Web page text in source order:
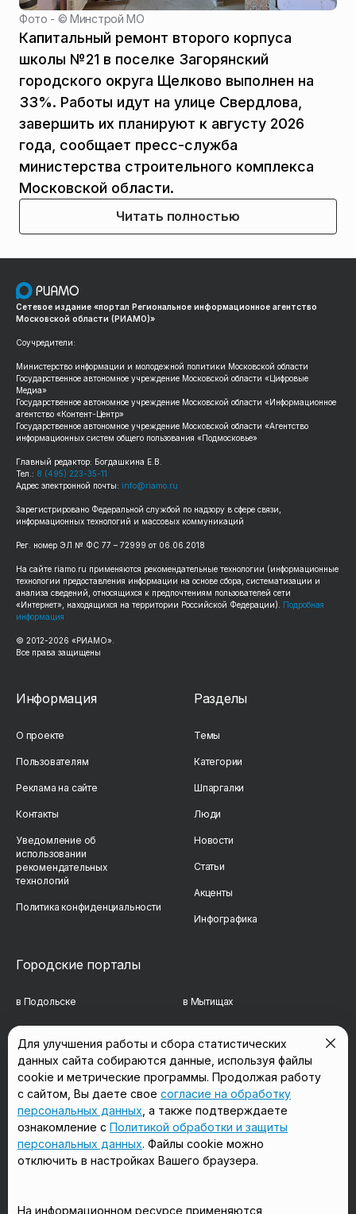
Фото - © Минстрой МО
Капитальный ремонт второго корпуса
школы №21 в поселке Загорянский
городского округа Щелково выполнен на
33%. Работы идут на улице Свердлова,
завершить их планируют к августу 2026
года, сообщает пресс-служба
министерства строительного комплекса
Московской области.
Читать полностью
Сетевое издание «портал Региональное информационное агентство
Московской области (РИАМО)»
Соучредители:
Министерство информации и молодежной политики Московской области
Государственное автономное учреждение Московской области «Цифровые
Медиа»
Государственное автономное учреждение Московской области «Информационное
агентство «Контент-Центр»
Государственное автономное учреждение Московской области «Агентство
информационных систем общего пользования «Подмосковье»
Главный редактор: Богдашкина Е.В.
Тел.: 8 (495) 223-35-11
Адрес электронной почты: info@riamo.ru
Зарегистрировано Федеральной службой по надзору в сфере связи,
информационных технологий и массовых коммуникаций
Рег. номер ЭЛ № ФС 77 – 72999 от 06.06.2018
На сайте riamo.ru применяются рекомендательные технологии (информационные
технологии предоставления информации на основе сбора, систематизации и
анализа сведений, относящихся к предпочтениям пользователей сети
«Интернет», находящихся на территории Российской Федерации). Подробная
информация
© 2012-2026 «РИАМО».
Все права защищены
Информация
О проекте
Пользователям
Реклама на сайте
Контакты
Уведомление об
использовании
рекомендательных
технологий
Политика конфиденциальности
Разделы
Темы
Категории
Шпаргалки
Люди
Новости
Статьи
Акценты
Инфографика
Городские порталы
в Подольске в Мытищах
в Сергиевом Посаде в Люберцах
в Красногорске в Королёве
в Домодедово в Щёлково
Мы в соцсетях
Для улучшения работы и сбора статистических
данных сайта собираются данные, используя файлы
cookie и метрические программы. Продолжая работу
с сайтом, Вы даете свое согласие на обработку
персональных данных , а также подтверждаете
ознакомление с Политикой обработки и защиты
персональных данных. Файлы cookie можно
отключить в настройках Вашего браузера.
На информационном ресурсе применяются